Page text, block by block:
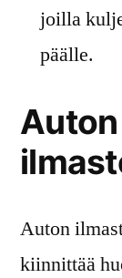
joilla
päälle.
Auton
Auton
kiinnittää